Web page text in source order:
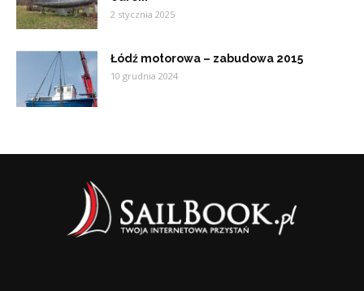
2 stycznia 2025
Łódź motorowa – zabudowa 2015
10 grudnia 2024